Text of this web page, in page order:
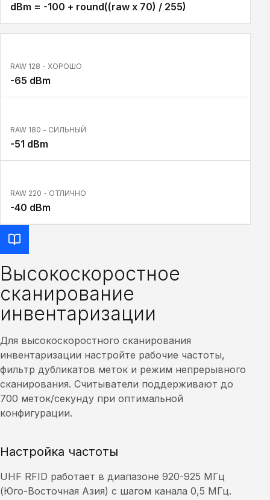
dBm = -100 + round((raw x 70) / 255)
RAW 128 - ХОРОШО
-65 dBm
RAW 180 - СИЛЬНЫЙ
-51 dBm
RAW 220 - ОТЛИЧНО
-40 dBm
Высокоскоростное
сканирование
инвентаризации
Для высокоскоростного сканирования
инвентаризации настройте рабочие частоты,
фильтр дубликатов меток и режим непрерывного
сканирования. Считыватели поддерживают до
700 меток/секунду при оптимальной
конфигурации.
Настройка частоты
UHF RFID работает в диапазоне 920-925 МГц
(Юго-Восточная Азия) с шагом канала 0,5 МГц.